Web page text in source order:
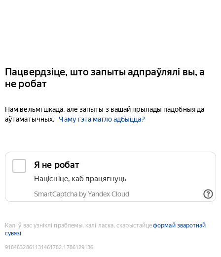
Пацвердзіце, што запыты адпраўлялі вы, а
не робат
Нам вельмі шкада, але запыты з вашай прылады падобныя да
аўтаматычных.
Чаму гэта магло адбыцца?
Я не робат
Націсніце, каб працягнуць
SmartCaptcha by Yandex Cloud
Калі ў вас узніклі праблемы, калі ласка, скарыстайцеформай зваротнай
сувязі
9184632861131461782:1786129136